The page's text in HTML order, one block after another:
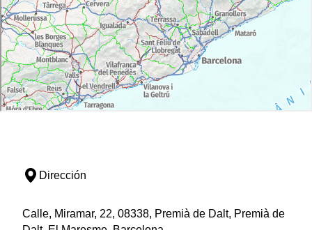
Dirección
Calle, Miramar, 22, 08338, Premià de Dalt, Premià de